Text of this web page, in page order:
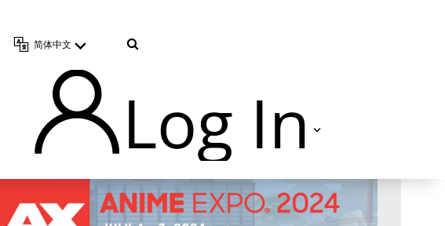
简体中文
Log In
TVU Producer 云导播